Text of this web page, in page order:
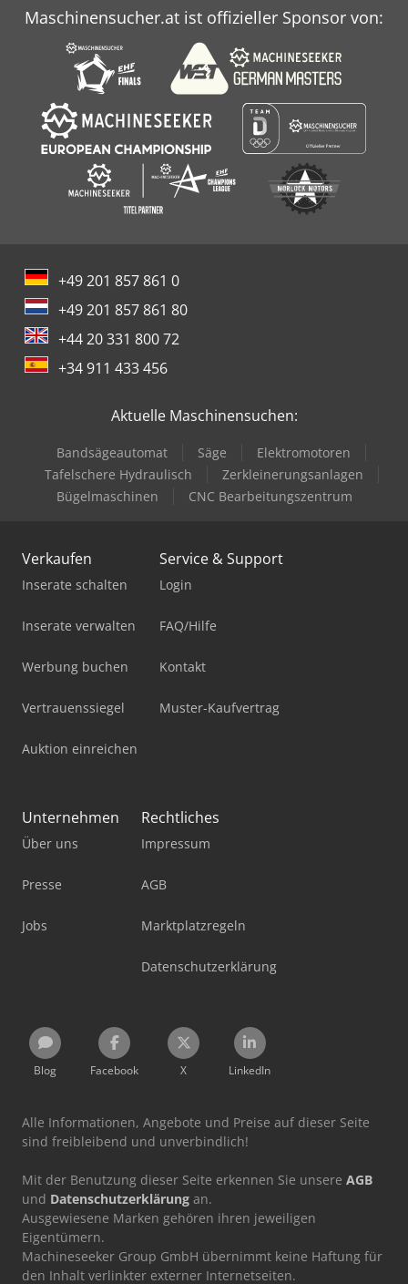
Maschinensucher.at ist offizieller Sponsor von:
+49 201 857 861 0
+49 201 857 861 80
+44 20 331 800 72
+34 911 433 456
Aktuelle Maschinensuchen:
Bandsägeautomat Säge
Elektromotoren
Tafelschere Hydraulisch
Zerkleinerungsanlagen
Bügelmaschinen
CNC Bearbeitungszentrum
Verkaufen
Inserate schalten
Inserate verwalten
Werbung buchen
Vertrauenssiegel
Auktion einreichen
Service & Support
Login
FAQ/Hilfe
Kontakt
Muster-Kaufvertrag
Unternehmen
Über uns
Presse
Jobs
Rechtliches
Impressum
AGB
Marktplatzregeln
Datenschutzerklärung
Blog Facebook X LinkedIn
Alle Informationen, Angebote und Preise auf dieser Seite
sind freibleibend und unverbindlich!
Mit der Benutzung dieser Seite erkennen Sie unsere AGB
und Datenschutzerklärung an.
Ausgewiesene Marken gehören ihren jeweiligen
Eigentümern.
Machineseeker Group GmbH übernimmt keine Haftung für
den Inhalt verlinkter externer Internetseiten.